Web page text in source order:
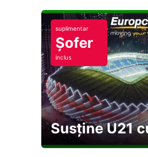
suplimentar
Șofer
inclus
Susține U21